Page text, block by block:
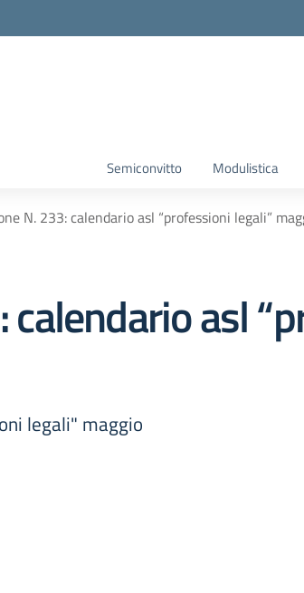
Semiconvitto Modulistica
N. 233: calendario asl “professioni legali”
asl
legali" maggio